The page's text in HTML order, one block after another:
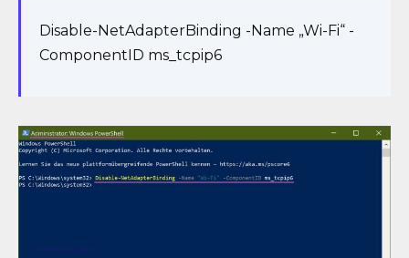
Disable-NetAdapterBinding -Name „Wi-Fi“ -
ComponentID ms_tcpip6